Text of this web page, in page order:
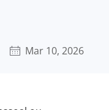
Mar 10, 2026